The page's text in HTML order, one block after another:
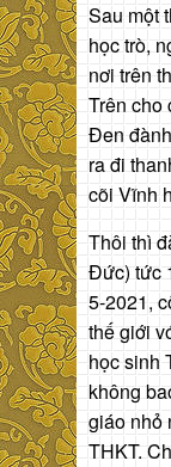
Sau một
học trò,
nơi trên
Trên cho
Đen
ra đi
cõi Vĩnh
Thôi thì
Đức) tức
5-2021,
thế giới
học sinh
không
giáo nhỏ
THKT.